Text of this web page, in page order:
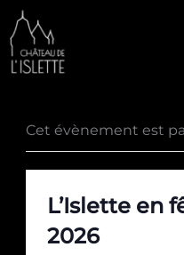
Aller
au
contenu
Cet évènement est
L’Islette en
2026